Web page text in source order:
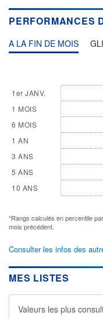
PERFORMANCES
A LA FIN DE MOIS
1er JANV.
1 MOIS
6 MOIS
1 AN
3 ANS
5 ANS
10 ANS
*Rangs calculés en percentile
mois précédent.
Consulter les infos des
MES LISTES
Valeurs les plus